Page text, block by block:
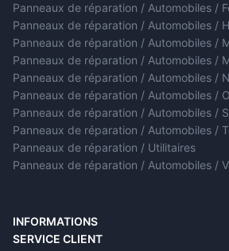
Panneaux de réparation / Automobiles /
Panneaux de réparation / Automobiles /
Panneaux de réparation / Automobiles /
Panneaux de réparation / Automobiles /
Panneaux de réparation / Automobiles /
Panneaux de réparation / Automobiles /
Panneaux de réparation / Automobiles /
Panneaux de réparation / Automobiles /
Panneaux de réparation / Utilitaires
Panneaux de réparation / Automobiles /
INFORMATIONS
A propos de nous
SERVICE CLIENT